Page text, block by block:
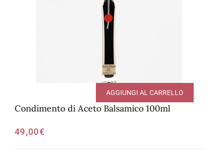
Condimento di Aceto Balsamico 100ml
49,00€
AGGIUNGI AL CARRELLO